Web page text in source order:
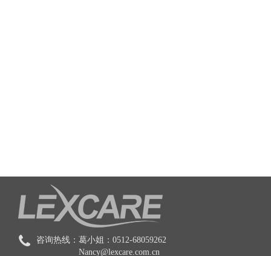
咨询热线： 葛小姐：0512-68059262
Nancy@lexcare.com.cn